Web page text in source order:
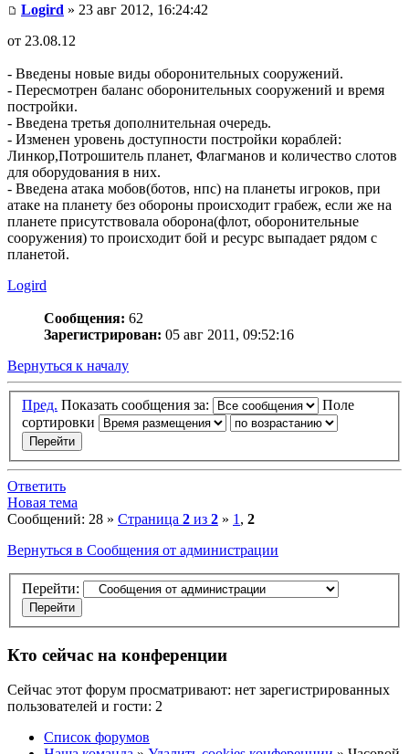
Logird » 23 авг 2012, 16:24:42
от 23.08.12
- Введены новые виды оборонительных сооружений.
- Пересмотрен баланс оборонительных сооружений и время
постройки.
- Введена третья дополнительная очередь.
- Изменен уровень доступности постройки кораблей:
Линкор,Потрошитель планет, Флагманов и количество слотов
для оборудования в них.
- Введена атака мобов(ботов, нпс) на планеты игроков, при
атаке на планету без обороны происходит грабеж, если же на
планете присутствовала оборона(флот, оборонительные
сооружения) то происходит бой и ресурс выпадает рядом с
планетой.
Logird
Сообщения: 62
Зарегистрирован: 05 авг 2011, 09:52:16
Вернуться к началу
Пред. Показать сообщения за:
Поле
сортировки
Ответить
Новая тема
Сообщений: 28 » Страница 2 из 2 » 1 , 2
Вернуться в Сообщения от администрации
Перейти:
Кто сейчас на конференции
Сейчас этот форум просматривают: нет зарегистрированных
пользователей и гости: 2
Список форумов